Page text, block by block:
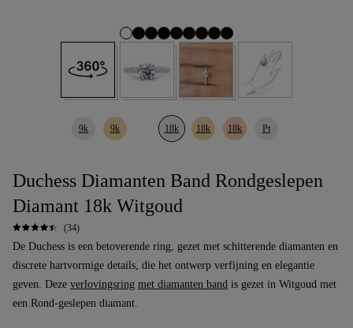
9k 9k 18k 18k 18k Pt
Duchess Diamanten Band Rondgeslepen
Diamant 18k Witgoud
(34)
De Duchess is een betoverende ring, gezet met schitterende diamanten en
discrete hartvormige details, die het ontwerp verfijning en elegantie
geven. Deze verlovingsring met diamanten band is gezet in Witgoud met
een Rond-geslepen diamant.